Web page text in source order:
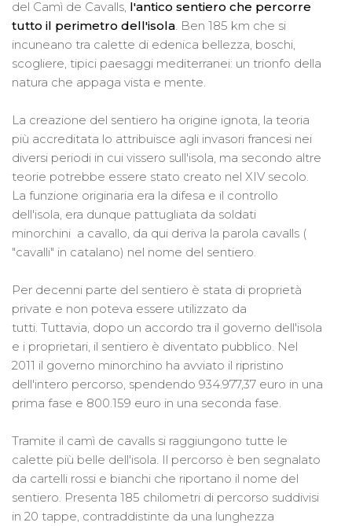
del Camì de Cavalls, l'antico sentiero che percorre
tutto il perimetro dell'isola . Ben 185 km che si
incuneano tra calette di edenica bellezza, boschi,
scogliere, tipici paesaggi mediterranei: un trionfo della
natura che appaga vista e mente.
La creazione del sentiero ha origine ignota, la teoria
più accreditata lo attribuisce agli invasori francesi nei
diversi periodi in cui vissero sull'isola, ma secondo altre
teorie potrebbe essere stato creato nel XIV secolo.
La funzione originaria era la difesa e il controllo
dell'isola, era dunque pattugliata da soldati
minorchini a cavallo, da qui deriva la parola cavalls (
"cavalli" in catalano) nel nome del sentiero.
Per decenni parte del sentiero è stata di proprietà
private e non poteva essere utilizzato da
tutti. Tuttavia, dopo un accordo tra il governo dell'isola
e i proprietari, il sentiero è diventato pubblico. Nel
2011 il governo minorchino ha avviato il ripristino
dell'intero percorso, spendendo 934.977,37 euro in una
prima fase e 800.159 euro in una seconda fase.
Tramite il camì de cavalls si raggiungono tutte le
calette più belle dell'isola. Il percorso è ben segnalato
da cartelli rossi e bianchi che riportano il nome del
sentiero. Presenta 185 chilometri di percorso suddivisi
in 20 tappe, contraddistinte da una lunghezza